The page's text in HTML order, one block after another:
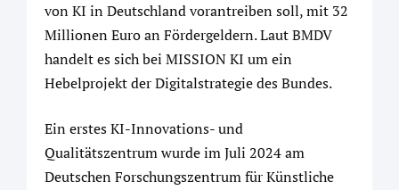
von KI in Deutschland vorantreiben soll, mit 32
Millionen Euro an Fördergeldern. Laut BMDV
handelt es sich bei MISSION KI um ein
Hebelprojekt der Digitalstrategie des Bundes.
Ein erstes KI-Innovations- und
Qualitätszentrum wurde im Juli 2024 am
Deutschen Forschungszentrum für Künstliche